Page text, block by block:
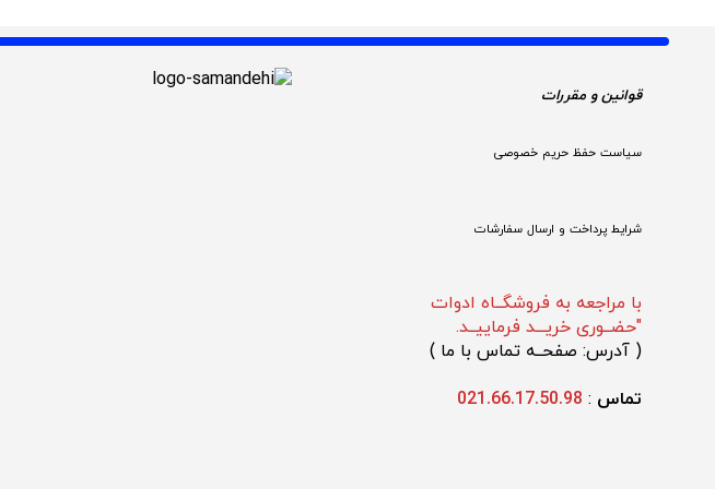
قوانین و مقررات
سیاست حفظ حریم خصوصی
شرایط پرداخت و ارسال سفارشات
با مراجعه به فروشگــاه ادوات
"حضــوری خریـــد فرماییــد.
( آدرس: صفحــه تماس با ما )
تماس :
021.66.17.50.98